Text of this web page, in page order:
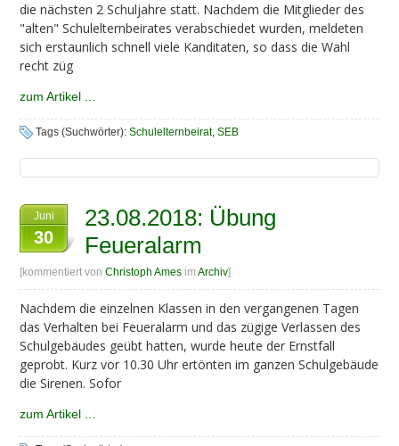
die nächsten 2 Schuljahre statt. Nachdem die Mitglieder des
"alten" Schulelternbeirates verabschiedet wurden, meldeten
sich erstaunlich schnell viele Kanditaten, so dass die Wahl
recht züg
zum Artikel ...
Tags (Suchwörter):Schulelternbeirat,SEB
Juni
30
23.08.2018: Übung
Feueralarm
[kommentiert vonChristoph Ames imArchiv]
Nachdem die einzelnen Klassen in den vergangenen Tagen
das Verhalten bei Feueralarm und das zügige Verlassen des
Schulgebäudes geübt hatten, wurde heute der Ernstfall
geprobt. Kurz vor 10.30 Uhr ertönten im ganzen Schulgebäude
die Sirenen. Sofor
zum Artikel ...